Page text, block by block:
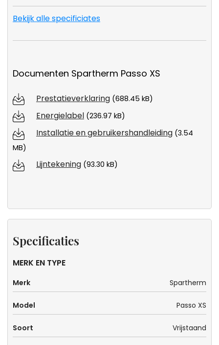
Bekijk alle specificiates
Documenten Spartherm Passo XS
Prestatieverklaring (688.45 kB)
Energielabel (236.97 kB)
Installatie en gebruikershandleiding (3.54
MB)
Lijntekening (93.30 kB)
Specificaties
MERK EN TYPE
Merk Spartherm
Model Passo XS
Soort Vrijstaand